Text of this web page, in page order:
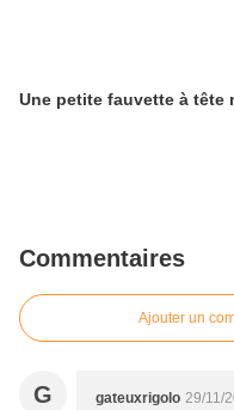
Une petite fauvette à tête
Commentaires
Ajouter un
G gateuxrigolo 29/11/